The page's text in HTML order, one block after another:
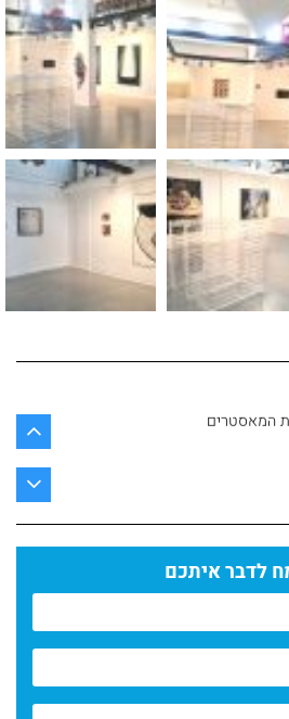
של מנשר נפתחת ביום ראשון
יוצאת לדרך!
שנה במחלקה לאמנות
המאסטרים
הכתיבה במנשר לשבוע הספר
פסטיבל דוקאביב 2026 היה פנומנלי // המחלקה
לאמנות
לדבר איתכם